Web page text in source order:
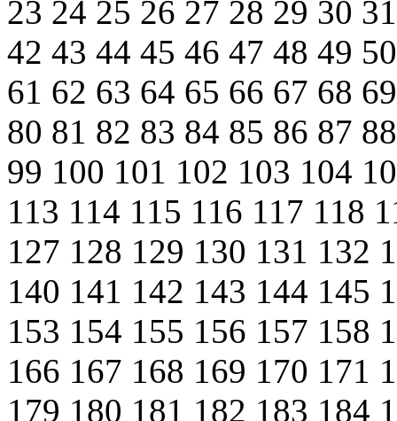
23 24 25 26 27 28 29 30
42 43 44 45 46 47 48 49
61 62 63 64 65 66 67 68
80 81 82 83 84 85 86 87
99 100 101 102 103 104
113 114 115 116 117 118
127 128 129 130 131 132
140 141 142 143 144 145
153 154 155 156 157 158
166 167 168 169 170 171
179 180 181 182 183 184